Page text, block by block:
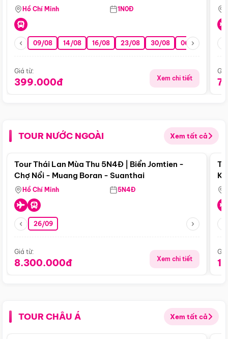
Hồ Chí Minh 1N0Đ
09/08 14/08 16/08 23/08 30/08 06/09 13/09
Giá từ:
399.000đ Xem chi tiết
TOUR NƯỚC NGOÀI Xem tất cả
Điểm nổi bật
Tour Thái Lan Mùa Thu 5N4Đ | Biển Jomtien -
Chợ Nổi - Muang Boran - Suanthai
Hồ Chí Minh 5N4Đ
26/09
Giá từ:
8.300.000đ Xem chi tiết
TOUR CHÂU Á Xem tất cả
Điểm nổi bật